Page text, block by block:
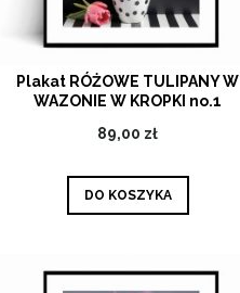
Plakat RÓŻOWE TULIPANY W
WAZONIE W KROPKI no.1
89,00 zł
DO KOSZYKA